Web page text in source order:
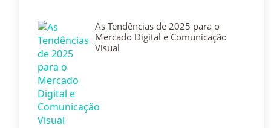
As Tendências de 2025 para o
Mercado Digital e Comunicação
Visual